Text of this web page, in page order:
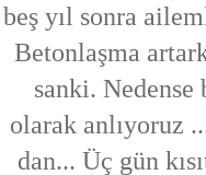
beş yıl sonra
Betonlaşma
sanki. Nedense
olarak anlıyoruz
dan... Üç gün